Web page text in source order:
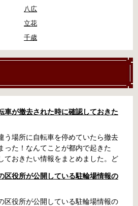
八広
立花
千歳
車が撤去された時に確認しておきた
う場所に自転車を停めていたら撤去
った！なんてことが都内で起きた
ておきたい情報をまとめました。ど
んて疑問が浮かぶかと思います。事
ていざという時対処しましょう。 千
宿区 / 品川区 / 港区 / 中央区 / 大田区
区役所が公開している駐輪場情報の
区役所が公開している駐輪場情報の